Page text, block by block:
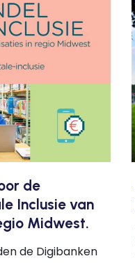
de
Inclusie van
Midwest.
de Digibanken